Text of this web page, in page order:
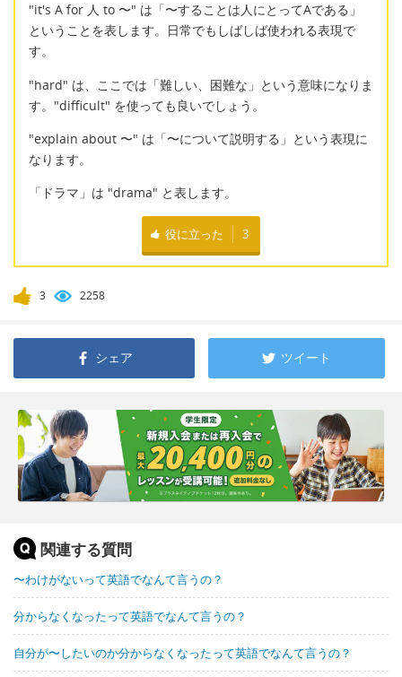
"it's A for 人 to 〜" は「〜することは人にとってAである」
ということを表します。日常でもしばしば使われる表現で
す。
"hard" は、ここでは「難しい、困難な」という意味になりま
す。"difficult" を使っても良いでしょう。
"explain about 〜" は「〜について説明する」という表現に
なります。
「ドラマ」は "drama" と表します。
役に立った 3
3 2258
シェア ツイート
関連する質問
〜わけがないって英語でなんて言うの？
分からなくなったって英語でなんて言うの？
自分が〜したいのか分からなくなったって英語でなんて言うの？